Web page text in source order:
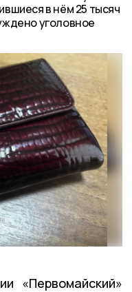
в нём 25 тысяч
уголовное
«Первомайский»